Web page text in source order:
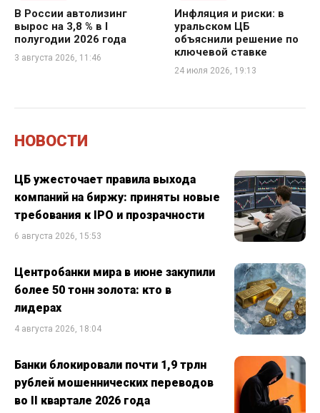
В России автолизинг
вырос на 3,8 % в I
полугодии 2026 года
3 августа 2026, 11:46
Инфляция и риски: в
уральском ЦБ
объяснили решение по
ключевой ставке
24 июля 2026, 19:13
НОВОСТИ
ЦБ ужесточает правила выхода
компаний на биржу: приняты новые
требования к IPO и прозрачности
6 августа 2026, 15:53
Центробанки мира в июне закупили
более 50 тонн золота: кто в
лидерах
4 августа 2026, 18:04
Банки блокировали почти 1,9 трлн
рублей мошеннических переводов
во II квартале 2026 года